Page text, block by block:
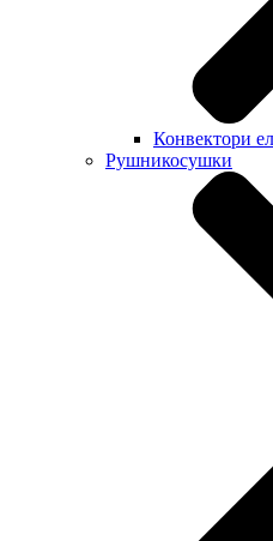
Конвектори
Рушникосушки